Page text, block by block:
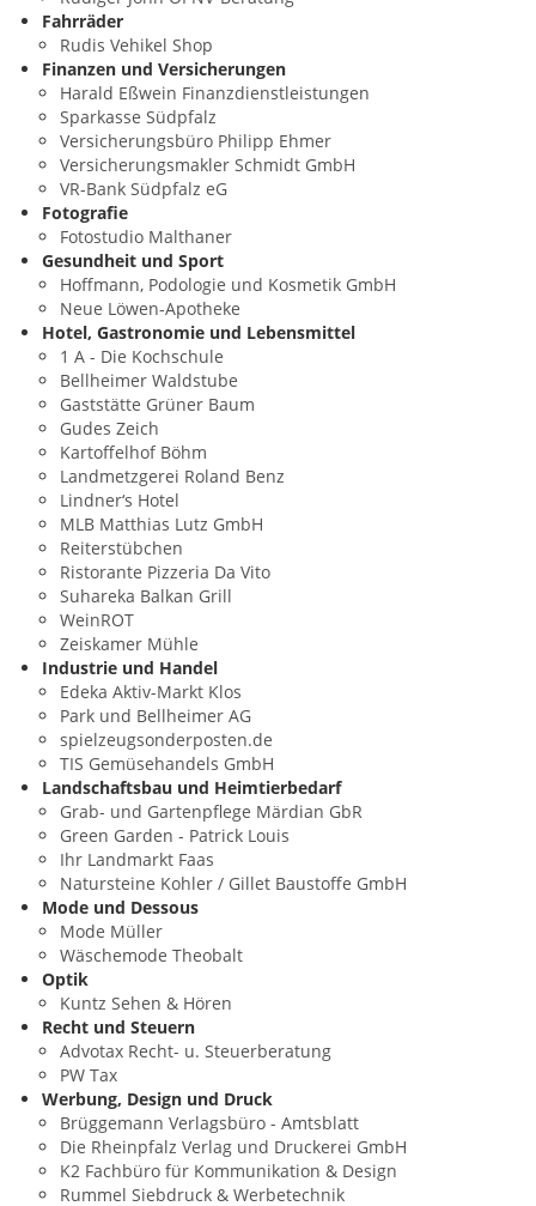
Fahrräder
Rudis Vehikel Shop
Finanzen und Versicherungen
Harald Eßwein Finanzdienstleistungen
Sparkasse Südpfalz
Versicherungsbüro Philipp Ehmer
Versicherungsmakler Schmidt GmbH
VR-Bank Südpfalz eG
Fotografie
Fotostudio Malthaner
Gesundheit und Sport
Hoffmann, Podologie und Kosmetik GmbH
Neue Löwen-Apotheke
Hotel, Gastronomie und Lebensmittel
1 A - Die Kochschule
Bellheimer Waldstube
Gaststätte Grüner Baum
Gudes Zeich
Kartoffelhof Böhm
Landmetzgerei Roland Benz
Lindner‘s Hotel
MLB Matthias Lutz GmbH
Reiterstübchen
Ristorante Pizzeria Da Vito
Suhareka Balkan Grill
WeinROT
Zeiskamer Mühle
Industrie und Handel
Edeka Aktiv-Markt Klos
Park und Bellheimer AG
spielzeugsonderposten.de
TIS Gemüsehandels GmbH
Landschaftsbau und Heimtierbedarf
Grab- und Gartenpflege Märdian GbR
Green Garden - Patrick Louis
Ihr Landmarkt Faas
Natursteine Kohler / Gillet Baustoffe GmbH
Mode und Dessous
Mode Müller
Wäschemode Theobalt
Optik
Kuntz Sehen & Hören
Recht und Steuern
Advotax Recht- u. Steuerberatung
PW Tax
Werbung, Design und Druck
Brüggemann Verlagsbüro - Amtsblatt
Die Rheinpfalz Verlag und Druckerei GmbH
K2 Fachbüro für Kommunikation & Design
Rummel Siebdruck & Werbetechnik